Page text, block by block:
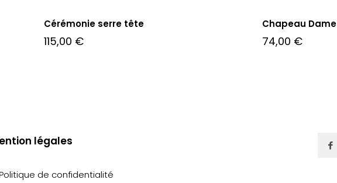
Cérémonie serre tête
115,00 €
Chapeau Dame
74,00 €
légales
de confidentialité